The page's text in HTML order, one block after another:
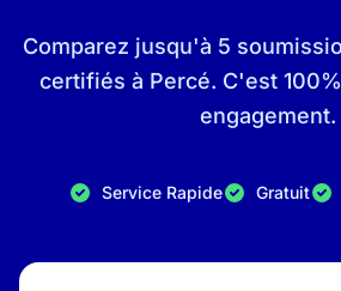
Comparez jusqu'à 5
certifiés à Percé. C'est
engagement.
Service Rapide Gratuit